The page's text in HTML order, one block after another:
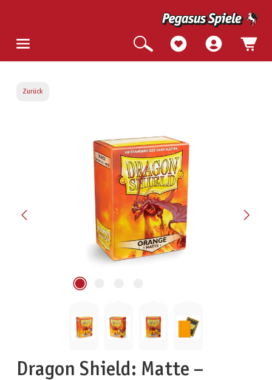
Zurück
Bildergalerie überspringen
Dragon Shield: Matte –